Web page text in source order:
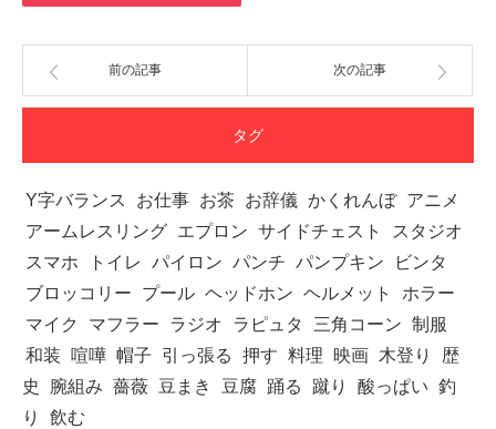
前の記事 次の記事
タグ
Y字バランス お仕事 お茶 お辞儀 かくれんぼ アニメ
アームレスリング エプロン サイドチェスト
スタジオ
スマホ
トイレ パイロン パンチ パンプキン
ビンタ
ブロッコリー
プール ヘッドホン ヘルメット
ホラー
マイク
マフラー ラジオ ラピュタ 三角コーン 制服
和装
喧嘩 帽子 引っ張る 押す 料理 映画 木登り
歴
史
腕組み 薔薇 豆まき 豆腐 踊る 蹴り 酸っぱい 釣
り
飲む